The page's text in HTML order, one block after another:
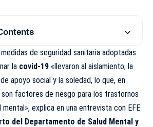
de seguridad sanitaria adoptadas
la covid-19 «llevaron al aislamiento, la
apoyo social y la soledad, lo que, en
son factores de riesgo para los trastornos
mental», explica en una entrevista con EFE
del Departamento de Salud Mental y